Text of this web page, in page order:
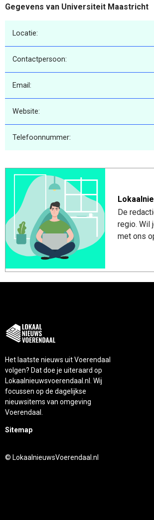
Gegevens van Universiteit Maastricht
Locatie:
Contactpersoon:
Email:
Website:
Telefoonnummer:
De
regio. Wil
met ons
Het laatste nieuws uit Voerendaal
volgen? Dat doe je uiteraard op
Lokaalnieuwsvoerendaal.nl. Wij
focussen op de dagelijkse
nieuwsitems van omgeving
Voerendaal.
Sitemap
© LokaalnieuwsVoerendaal.nl